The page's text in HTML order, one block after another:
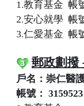
1.教育基金 帳
2.安心就學 帳
3.仁愛基金 帳
郵政劃撥
戶名：崇仁醫
帳號：